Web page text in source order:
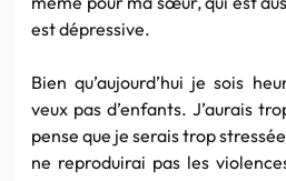
est dépressive.
Bien qu’aujourd’hui je sois
veux pas d’enfants. J’aurais
pense que je serais trop
ne reproduirai pas les